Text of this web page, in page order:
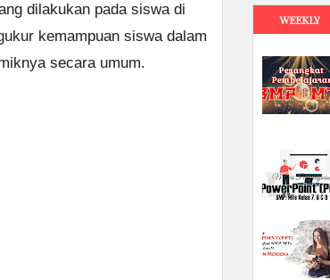
dilakukan pada siswa di
kemampuan siswa dalam
secara umum.
WEEKLY